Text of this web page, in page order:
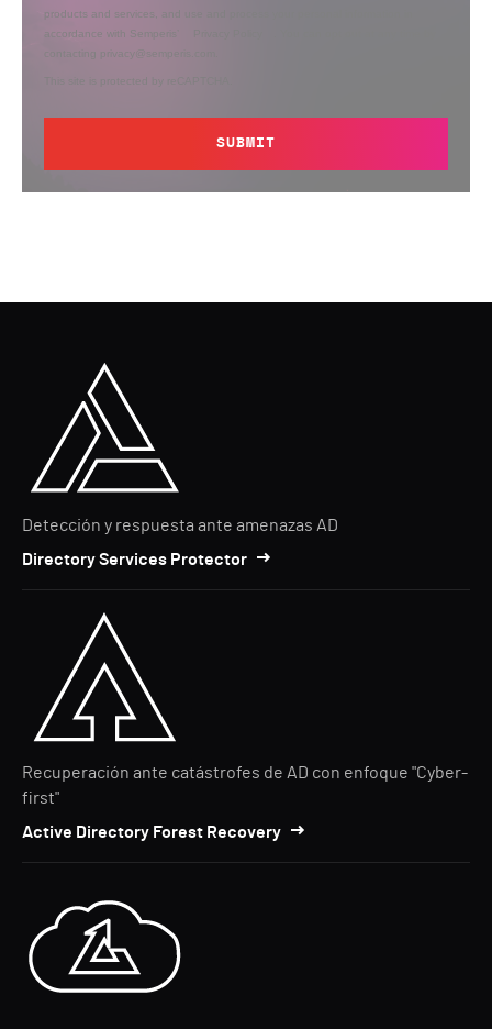
products and services, and use and process your personal information in
accordance with Semperis’
contacting privacy@semperis.com.
This site is protected by reCAPTCHA.
SUBMIT
Detección y respuesta ante amenazas AD
Directory Services Protector
Recuperación ante catástrofes de AD con enfoque "Cyber-
first"
Active Directory Forest Recovery